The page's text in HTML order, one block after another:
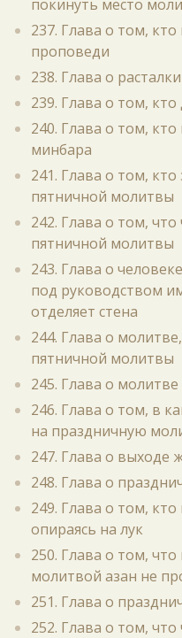
покинуть место
237. Глава о том,
проповеди
238. Глава о
239. Глава о том,
240. Глава о том,
минбара
241. Глава о том, кто
пятничной молитвы
242. Глава о том,
пятничной молитвы
243. Глава о
под руководством
отделяет стена
244. Глава о
пятничной молитвы
245. Глава о
246. Глава о том, в
на праздничную
247. Глава о выходе
248. Глава о
249. Глава о том,
опираясь на лук
250. Глава о том,
молитвой азан не
251. Глава о
252. Глава о том,